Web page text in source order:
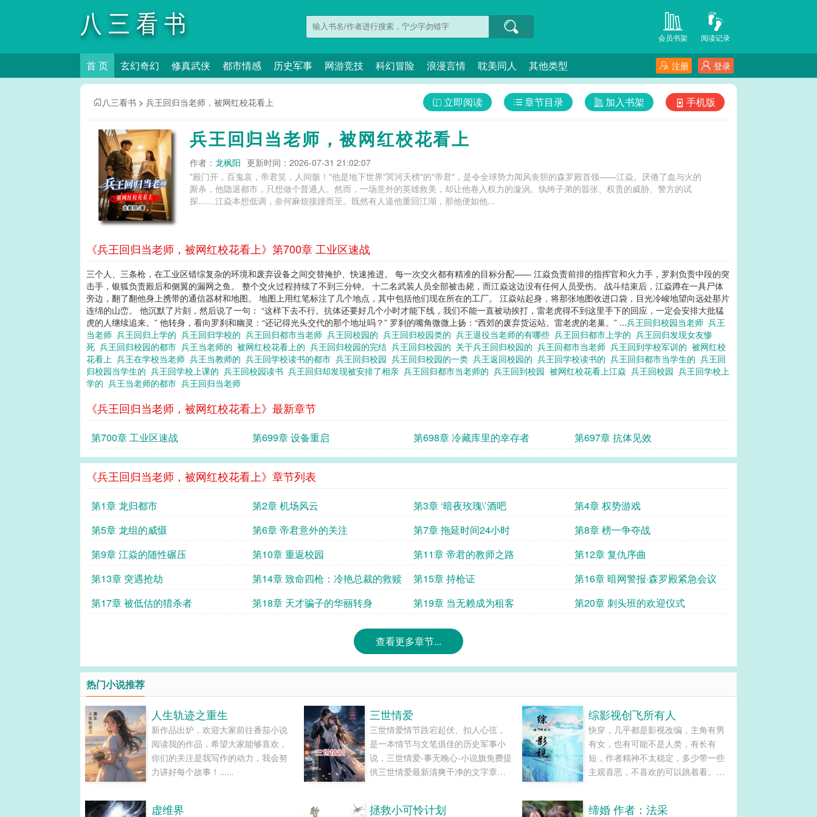
八三看书 阅读记录
会员书架
首 页 玄幻奇幻 修真武侠 都市情感 历史军事 网游竞技 科幻冒险 浪漫言情 耽美同人 其他类型 登录
注册
八三看书 > 兵王回归当老师，被网红校花看上 手机版
加入书架
章节目录
立即阅读
兵王回归当老师，被网红校花看上
作者： 龙枫阳 更新时间：2026-07-31 21:02:07
"殿门开，百鬼哀，帝君笑，人间骸！"他是地下世界"冥河天榜"的"帝君"，是令全球势力闻风丧胆的森罗殿首领——江焱。厌倦了血与火的
厮杀，他隐退都市，只想做个普通人。然而，一场意外的英雄救美，却让他卷入权力的漩涡。纨绔子弟的嚣张、权贵的威胁、警方的试
探……江焱本想低调，奈何麻烦接踵而至。既然有人逼他重回江湖，那他便如他...
《兵王回归当老师，被网红校花看上》第700章 工业区速战
三个人、三条枪，在工业区错综复杂的环境和废弃设备之间交替掩护、快速推进。 每一次交火都有精准的目标分配—— 江焱负责前排的指挥官和火力手，罗刹负责中段的突
击手，银狐负责殿后和侧翼的漏网之鱼。 整个交火过程持续了不到三分钟。 十二名武装人员全部被击毙，而江焱这边没有任何人员受伤。 战斗结束后，江焱蹲在一具尸体
旁边，翻了翻他身上携带的通信器材和地图。 地图上用红笔标注了几个地点，其中包括他们现在所在的工厂。 江焱站起身，将那张地图收进口袋，目光冷峻地望向远处那片
连绵的山峦。 他沉默了片刻，然后说了一句： “这样下去不行。抗体还要好几个小时才能下线，我们不能一直被动挨打，雷老虎得不到这里手下的回应，一定会安排大批猛
虎的人继续追来。” 他转身，看向罗刹和幽灵：“还记得光头交代的那个地址吗？” 罗刹的嘴角微微上扬：“西郊的废弃货运站。雷老虎的老巢。” ...兵王回归校园当老师 兵王
当老师 兵王回归上学的 兵王回归学校的 兵王回归都市当老师 兵王回校园的 兵王回归校园类的 兵王退役当老师的有哪些 兵王回归都市上学的 兵王回归发现女友惨
死 兵王回归校园的都市 兵王当老师的 被网红校花看上的 兵王回归校园的完结 兵王回归校园的 关于兵王回归校园的 兵王回都市当老师 兵王回到学校军训的 被网红校
花看上 兵王在学校当老师 兵王当教师的 兵王回学校读书的都市 兵王回归校园 兵王回归校园的一类 兵王返回校园的 兵王回学校读书的 兵王回归都市当学生的 兵王回
归校园当学生的 兵王回学校上课的 兵王回校园读书 兵王回归却发现被安排了相亲 兵王回归都市当老师的 兵王回到校园 被网红校花看上江焱 兵王回校园 兵王回学校上
学的 兵王当老师的都市 兵王回归当老师
《兵王回归当老师，被网红校花看上》最新章节
第700章 工业区速战 第699章 设备重启 第698章 冷藏库里的幸存者 第697章 抗体见效
《兵王回归当老师，被网红校花看上》章节列表
第1章 龙归都市 第2章 机场风云 第3章 ‘暗夜玫瑰\’酒吧
第4章 权势游戏
第5章 龙组的威慑
第6章 帝君意外的关注 第7章 拖延时间24小时
第8章 榜一争夺战
第9章 江焱的随性碾压
第10章 重返校园 第11章 帝君的教师之路
第12章 复仇序曲
第13章 突遇抢劫
第14章 致命四枪：冷艳总裁的救赎 第15章 持枪证
第16章 暗网警报·森罗殿紧急会议
第17章 被低估的猎杀者
第18章 天才骗子的华丽转身 第19章 当无赖成为租客 第20章 刺头班的欢迎仪式
查看更多章节...
热门小说推荐
人生轨迹之重生
新作品出炉，欢迎大家前往番茄小说
阅读我的作品，希望大家能够喜欢，
你们的关注是我写作的动力，我会努
力讲好每个故事！......
三世情爱
三世情爱情节跌宕起伏、扣人心弦，
是一本情节与文笔俱佳的历史军事小
说，三世情爱-事无晚心-小说旗免费提
供三世情爱最新清爽干净的文字章节
综影视创飞所有人
快穿，几乎都是影视改编，主角有男
有女，也有可能不是人类，有长有
短，作者精神不太稳定，多少带一些
主观喜恶，不喜欢的可以跳着看。大
虚维界 拯救小可怜计划 缔婚 作者：法采